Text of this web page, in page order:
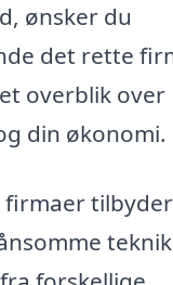
ønsker du
det rette
overblik over
din økonomi.